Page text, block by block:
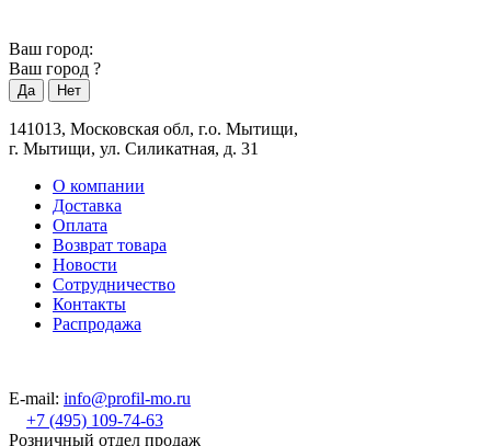
Ваш город:
Ваш город ?
141013, Московская обл, г.о. Мытищи,
г. Мытищи, ул. Силикатная, д. 31
О компании
Доставка
Оплата
Возврат товара
Новости
Сотрудничество
Контакты
Распродажа
E-mail: info@profil-mo.ru
+7 (495) 109-74-63
Розничный отдел продаж